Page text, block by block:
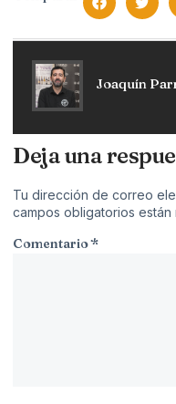
Joaquín
Deja una
Tu dirección de correo
campos obligatorios están
Comentario*